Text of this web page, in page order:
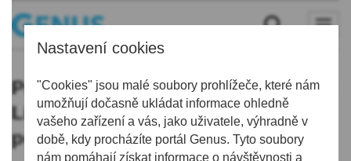
Nastavení cookies
"Cookies" jsou malé soubory prohlížeče, které nám
umožňují dočasně ukládat informace ohledně
vašeho zařízení a vás, jako uživatele, výhradně v
době, kdy procházíte portál Genus. Tyto soubory
nám pomáhají získat informace o návštěvnosti a
První Středoškolský Majáles spojil v
Liberci 1300 účastníků. Program byl
postavený na studentské tvorbě